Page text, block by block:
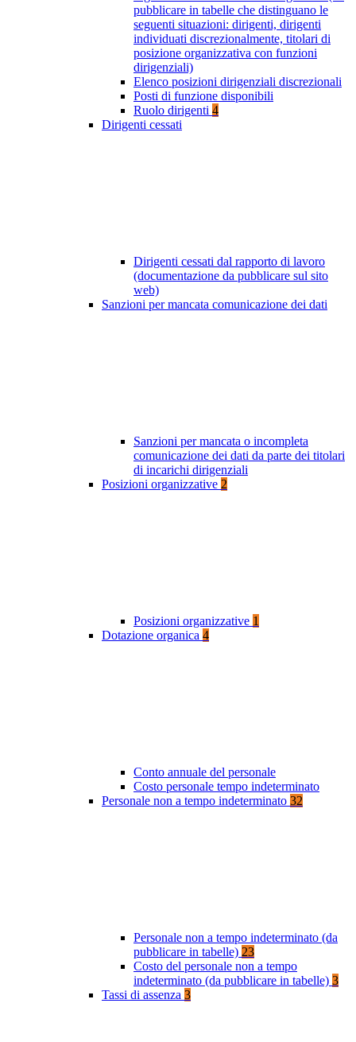
pubblicare in tabelle che distinguano le
seguenti situazioni: dirigenti, dirigenti
individuati discrezionalmente, titolari di
posizione organizzativa con funzioni
dirigenziali)
Elenco posizioni dirigenziali discrezionali
Posti di funzione disponibili
Ruolo dirigenti 4
Dirigenti cessati
Dirigenti cessati dal rapporto di lavoro
(documentazione da pubblicare sul sito
web)
Sanzioni per mancata comunicazione dei dati
Sanzioni per mancata o incompleta
comunicazione dei dati da parte dei titolari
di incarichi dirigenziali
Posizioni organizzative 2
Posizioni organizzative 1
Dotazione organica 4
Conto annuale del personale
Costo personale tempo indeterminato
Personale non a tempo indeterminato 32
Personale non a tempo indeterminato (da
pubblicare in tabelle) 23
Costo del personale non a tempo
indeterminato (da pubblicare in tabelle) 3
Tassi di assenza 3